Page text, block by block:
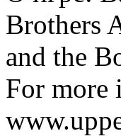
Brothers
and the
For more